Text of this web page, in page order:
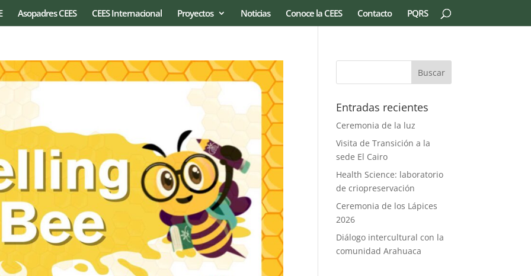
Asopadres CEES CEES Internacional Proyectos Noticias Conoce la CEES Contacto PQRS
Entradas recientes
Ceremonia de la luz
Visita de Transición a la
sede El Cairo
Health Science: laboratorio
de criopreservación
Ceremonia de los Lápices
2026
Diálogo intercultural con la
comunidad Arahuaca